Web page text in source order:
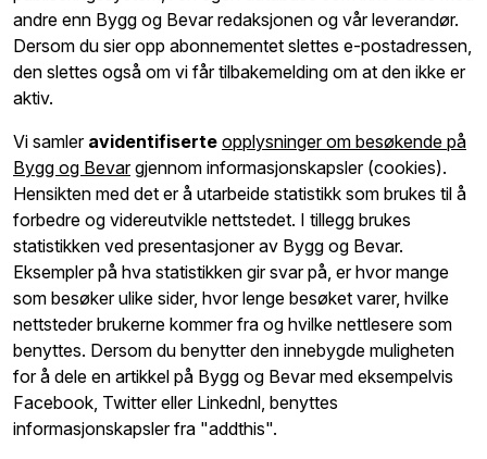
andre enn Bygg og Bevar redaksjonen og vår leverandør.
Dersom du sier opp abonnementet slettes e-postadressen,
den slettes også om vi får tilbakemelding om at den ikke er
aktiv.
Vi samler avidentifiserte opplysninger om besøkende på
Bygg og Bevargjennom informasjonskapsler (cookies).
Hensikten med det er å utarbeide statistikk som brukes til å
forbedre og videreutvikle nettstedet. I tillegg brukes
statistikken ved presentasjoner av Bygg og Bevar.
Eksempler på hva statistikken gir svar på, er hvor mange
som besøker ulike sider, hvor lenge besøket varer, hvilke
nettsteder brukerne kommer fra og hvilke nettlesere som
benyttes. Dersom du benytter den innebygde muligheten
for å dele en artikkel på Bygg og Bevar med eksempelvis
Facebook, Twitter eller Linkednl, benyttes
informasjonskapsler fra "addthis".